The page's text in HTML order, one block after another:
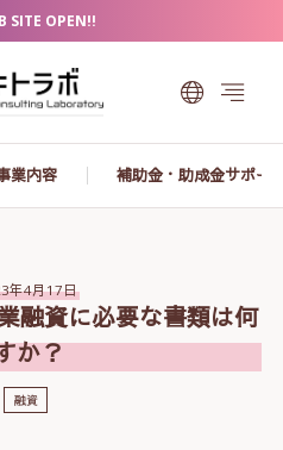
SITE OPEN!!
業内容 補助金・助成金サポー
年4月17日
融資に必要な書類は何
か？
融資